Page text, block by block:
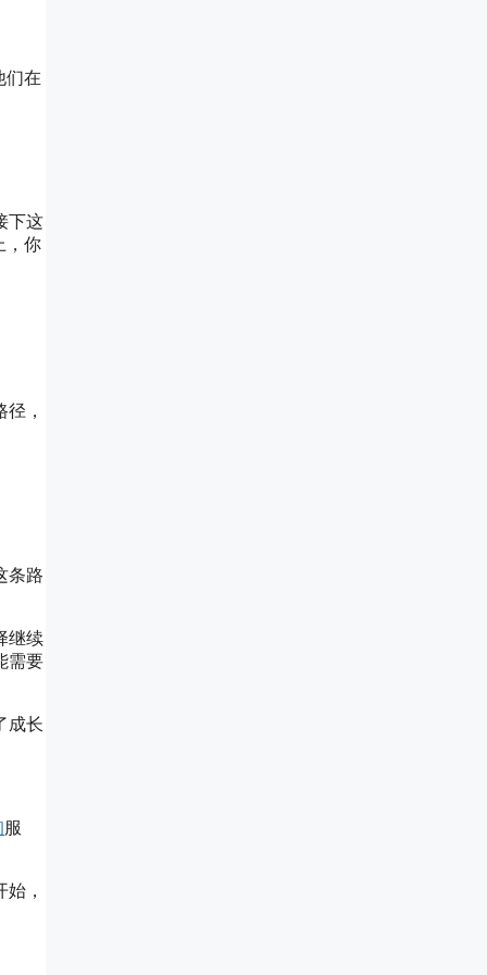
们在
下这
，你
，
条路
继续
需要
成长
服
始，